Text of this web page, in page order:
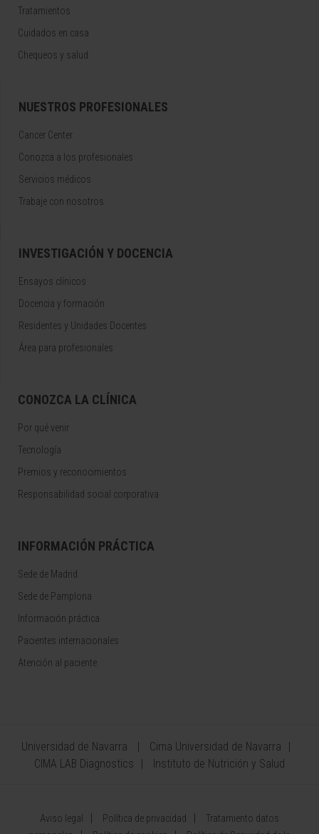
Tratamientos
Cuidados en casa
Chequeos y salud
NUESTROS PROFESIONALES
Cancer Center
Conozca a los profesionales
Servicios médicos
Trabaje con nosotros
INVESTIGACIÓN Y DOCENCIA
Ensayos clínicos
Docencia y formación
Residentes y Unidades Docentes
Área para profesionales
CONOZCA LA CLÍNICA
Por qué venir
Tecnología
Premios y reconocimientos
Responsabilidad social corporativa
INFORMACIÓN PRÁCTICA
Sede de Madrid
Sede de Pamplona
Información práctica
Pacientes internacionales
Atención al paciente
Universidad de Navarra
Cima Universidad de Navarra
CIMA LAB Diagnostics
Instituto de Nutrición y Salud
Aviso legal Política de privacidad
Tratamiento datos